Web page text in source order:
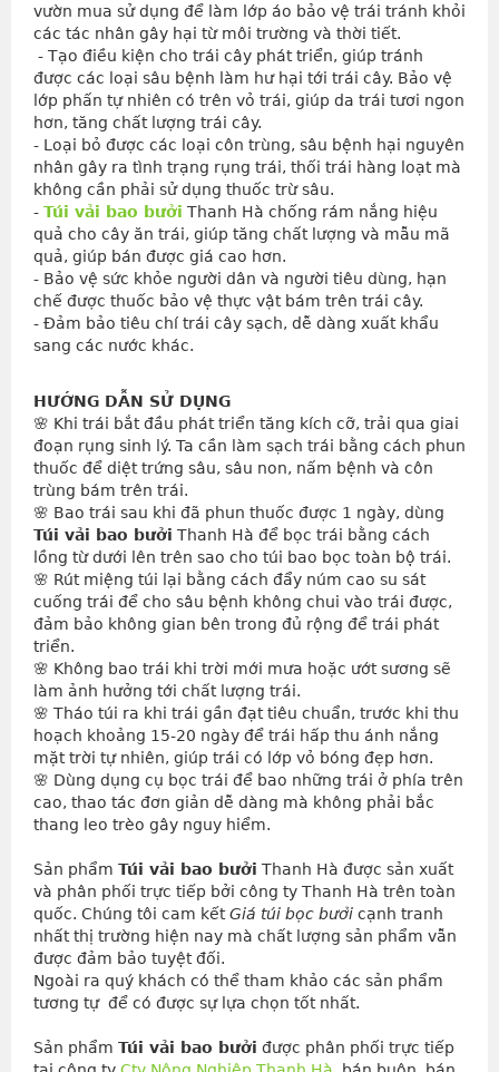
vườn mua sử dụng để làm lớp áo bảo vệ trái tránh khỏi
các tác nhân gây hại từ môi trường và thời tiết.
- Tạo điều kiện cho trái cây phát triển, giúp tránh
được các loại sâu bệnh làm hư hại tới trái cây. Bảo vệ
lớp phấn tự nhiên có trên vỏ trái, giúp da trái tươi ngon
hơn, tăng chất lượng trái cây.
- Loại bỏ được các loại côn trùng, sâu bệnh hại nguyên
nhân gây ra tình trạng rụng trái, thối trái hàng loạt mà
không cần phải sử dụng thuốc trừ sâu.
- Túi vải bao bưởi Thanh Hà chống rám nắng hiệu
quả cho cây ăn trái, giúp tăng chất lượng và mẫu mã
quả, giúp bán được giá cao hơn.
- Bảo vệ sức khỏe người dân và người tiêu dùng, hạn
chế được thuốc bảo vệ thực vật bám trên trái cây.
- Đảm bảo tiêu chí trái cây sạch, dễ dàng xuất khẩu
sang các nước khác.
HƯỚNG DẪN SỬ DỤNG
🌸 Khi trái bắt đầu phát triển tăng kích cỡ, trải qua giai
đoạn rụng sinh lý. Ta cần làm sạch trái bằng cách phun
thuốc để diệt trứng sâu, sâu non, nấm bệnh và côn
trùng bám trên trái.
Túi vải bao bưởi Thanh Hà để bọc trái bằng cách
lồng từ dưới lên trên sao cho túi bao bọc toàn bộ trái.
🌸 Rút miệng túi lại bằng cách đẩy núm cao su sát
cuống trái để cho sâu bệnh không chui vào trái được,
đảm bảo không gian bên trong đủ rộng để trái phát
triển.
🌸 Không bao trái khi trời mới mưa hoặc ướt sương sẽ
làm ảnh hưởng tới chất lượng trái.
🌸 Tháo túi ra khi trái gần đạt tiêu chuẩn, trước khi thu
hoạch khoảng 15-20 ngày để trái hấp thu ánh nắng
mặt trời tự nhiên, giúp trái có lớp vỏ bóng đẹp hơn.
🌸 Dùng dụng cụ bọc trái để bao những trái ở phía trên
cao, thao tác đơn giản dễ dàng mà không phải bắc
thang leo trèo gây nguy hiểm.
Sản phẩm Túi vải bao bưởi Thanh Hà được sản xuất
và phân phối trực tiếp bởi công ty Thanh Hà trên toàn
quốc. Chúng tôi cam kết Giá túi bọc bưởi cạnh tranh
nhất thị trường hiện nay mà chất lượng sản phẩm vẫn
được đảm bảo tuyệt đối.
Ngoài ra quý khách có thể tham khảo các sản phẩm
tương tự  để có được sự lựa chọn tốt nhất.
Sản phẩm Túi vải bao bưởi được phân phối trực tiếp